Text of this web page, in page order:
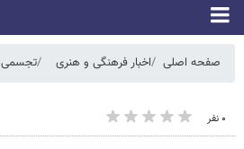
صفحه اصلی اخبار فرهنگی و هنری تجسمی
۰ نفر